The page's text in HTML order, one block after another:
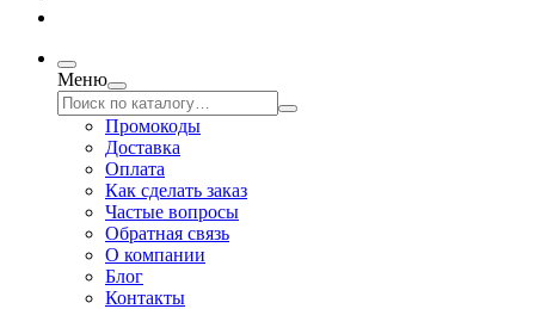
Меню
Промокоды
Доставка
Оплата
Как сделать заказ
Частые вопросы
Обратная связь
О компании
Блог
Контакты